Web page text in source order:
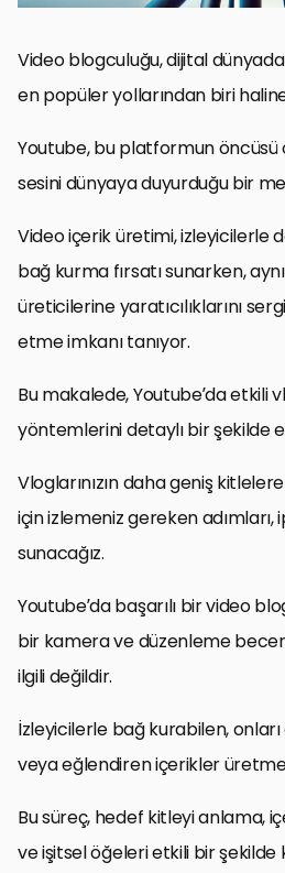
Video blogculuğu, dijital
en popüler yollarından biri
Youtube, bu platformun öncüsü
sesini dünyaya duyurduğu bir
Video içerik üretimi, izleyicilerle
bağ kurma fırsatı sunarken,
üreticilerine yaratıcılıklarını
etme imkanı tanıyor.
Bu makalede, Youtube’da etkili
yöntemlerini detaylı bir şekilde
Vloglarınızın daha geniş
için izlemeniz gereken adımları,
sunacağız.
Youtube’da başarılı bir video
bir kamera ve düzenleme
ilgili değildir.
İzleyicilerle bağ kurabilen,
veya eğlendiren içerikler
Bu süreç, hedef kitleyi anlama,
ve işitsel öğeleri etkili bir şekilde